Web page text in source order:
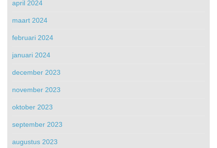
april 2024
maart 2024
februari 2024
januari 2024
december 2023
november 2023
oktober 2023
september 2023
augustus 2023